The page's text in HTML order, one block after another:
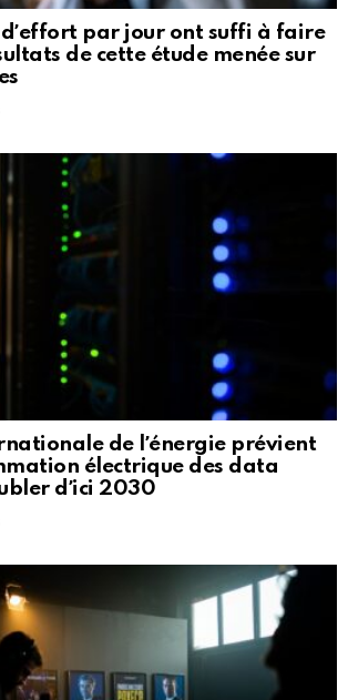
dʼeffort par jour ont suffi à faire
de cette étude menée sur
de lʼénergie prévient
électrique des data
dʼici 2030